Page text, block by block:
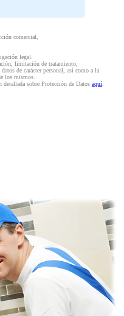
comercial,
legal.
limitación de tratamiento,
de carácter personal, así como a la
los mismos.
sobre Protección de Datos aquí.